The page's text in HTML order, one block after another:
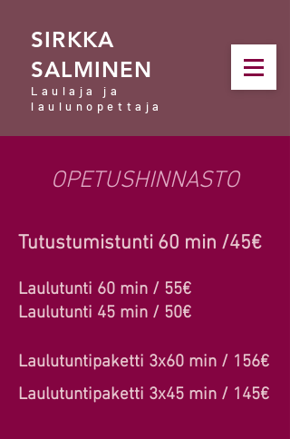
SIRKKA
SALMINEN
Laulaja ja
laulunopettaja
OPETUSHINNASTO
Tutustumistunti 60 min /45€
Laulutunti 60 min / 55€
Laulutunti 45 min / 50€
Laulutuntipaketti 3x60 min / 156€
Laulutuntipaketti 3x45 min / 145€